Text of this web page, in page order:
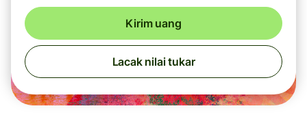
Kirim uang
Lacak nilai tukar